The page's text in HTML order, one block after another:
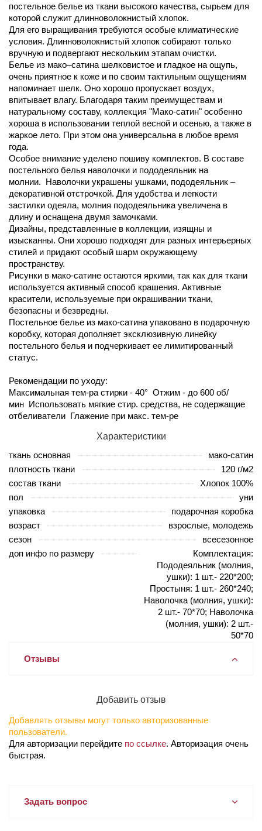
постельное белье из ткани высокого качества, сырьем для
которой служит длинноволокнистый хлопок.
Для его выращивания требуются особые климатические
условия. Длинноволокнистый хлопок собирают только
вручную и подвергают нескольким этапам очистки.
Белье из мако–сатина шелковистое и гладкое на ощупь,
очень приятное к коже и по своим тактильным ощущениям
напоминает шелк. Оно хорошо пропускает воздух,
впитывает влагу. Благодаря таким преимуществам и
натуральному составу, коллекция "Мако-сатин" особенно
хороша в использовании теплой весной и осенью, а также в
жаркое лето. При этом она универсальна в любое время
года.
Особое внимание уделено пошиву комплектов. В составе
постельного белья наволочки и пододеяльник на
молнии. Наволочки украшены ушками, пододеяльник –
декоративной отстрочкой. Для удобства и легкости
застилки одеяла, молния пододеяльника увеличена в
длину и оснащена двумя замочками.
Дизайны, представленные в коллекции, изящны и
изысканны. Они хорошо подходят для разных интерьерных
стилей и придают особый шарм окружающему
пространству.
Рисунки в мако-сатине остаются яркими, так как для ткани
используется активный способ крашения. Активные
красители, используемые при окрашивании ткани,
безопасны и безвредны.
Постельное белье из мако-сатина упаковано в подарочную
коробку, которая дополняет эксклюзивную линейку
постельного белья и подчеркивает ее лимитированный
статус.
Рекомендации по уходу:
Максимальная тем-ра стирки - 40° Отжим - до 600 об/
мин Использовать мягкие стир. средства, не содержащие
отбеливатели Глажение при макс. тем-ре
Характеристики
ткань основная
мако-сатин
плотность ткани
120 г/м2
состав ткани
Хлопок 100%
пол
уни
упаковка
подарочная коробка
возраст
взрослые, молодежь
сезон
всесезонное
доп инфо по размеру
Комплектация:
Пододеяльник (молния,
ушки): 1 шт.- 220*200;
Простыня: 1 шт.- 260*240;
Наволочка (молния, ушки):
2 шт.- 70*70; Наволочка
(молния, ушки): 2 шт.-
50*70
Отзывы
Добавить отзыв
Добавлять отзывы могут только авторизованные
пользователи.
Для авторизации перейдите по ссылке. Авторизация очень
быстрая.
Задать вопрос